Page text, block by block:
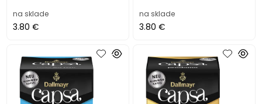
na sklade
3.80 €
na sklade
3.80 €